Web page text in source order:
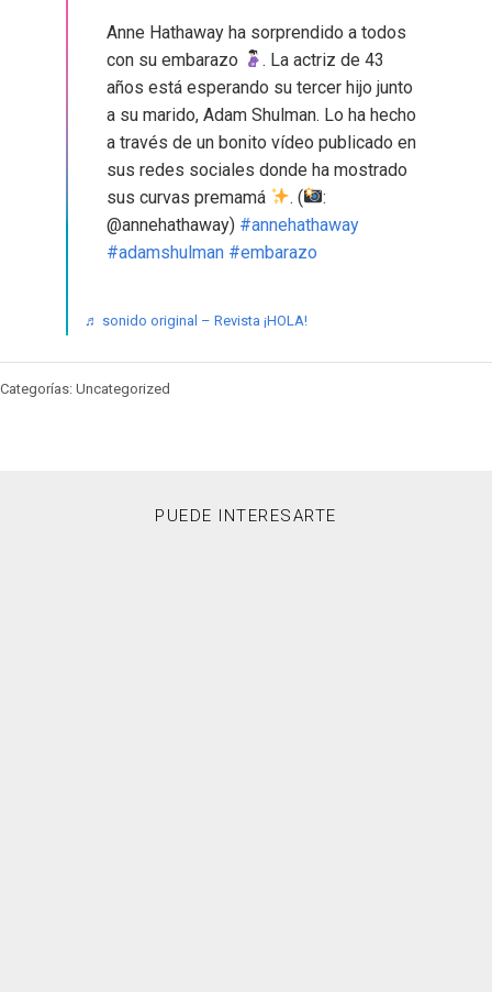
Anne Hathaway ha sorprendido a todos
con su embarazo
. La actriz de 43
años está esperando su tercer hijo junto
a su marido, Adam Shulman. Lo ha hecho
a través de un bonito vídeo publicado en
sus redes sociales donde ha mostrado
sus curvas premamá
. (
:
@annehathaway) #annehathaway
#adamshulman #embarazo
♬ sonido original – Revista ¡HOLA!
Categorías: Uncategorized
PUEDE INTERESARTE